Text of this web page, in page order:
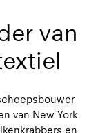
van
van New York.
en